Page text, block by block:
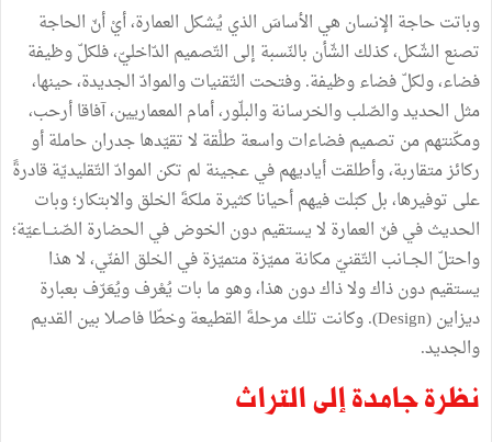
وباتتحاجة الإنسان هي الأساسَ الذي يُشكل العمارة،أيْأنّ الحاجة
تصنع الشّكل،كذلك الشّأن بالنّسبة إلى التّصميم الدّاخليّ،فلكلّوظيفة
فضاء،ولكلّفضاءوظيفة.وفتحت التّقنياتوالموادّالجديدة،حينها،
مثل الحديدوالصّلبوالخرسانةوالبلّور،أمام المعماريين،آفاقاأرحب،
ومكّنتهممن تصميمفضاءاتواسعة طلْقة لاتقيّدهاجدرانحاملةأو
ركائزمتقاربة،وأطلقتأياديهمفيعجينة لم تكن الموادّالتّقليديّةقادرةً
على توفيرها،بلكبّلتفيهمأحياناكثيرةملكةَ الخلقوالابتكار؛وبات
الحديثفيفنّ العمارة لايستقيمدون الخوضفي الحضارة الصّنـــاعيّة؛
واحتلّ الجــانب التّقنيّمكانةمميّزةمتميّزةفي الخلق الفنّي،لاهذا
يستقيمدونذاكولاذاكدون هذا،وهوما بات يُعْرفويُعَرّف بعبارة
ديزاين(
Design
).وكانت تلكمرحلةَ القطيعةوخطّافاصلابين القديم
والجديد.
نظرة جامدة إلى التراث